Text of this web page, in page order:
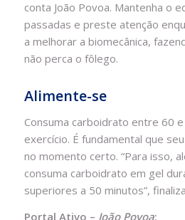
conta João Povoa. Mantenha o
passadas e preste atenção
a melhorar a biomecânica,
não perca o fôlego.
Alimente-se
Consuma carboidrato entre 60
exercício. É fundamental que
no momento certo. “Para isso,
consuma carboidrato em gel
superiores a 50 minutos”,
Portal Ativo – João Povoa: